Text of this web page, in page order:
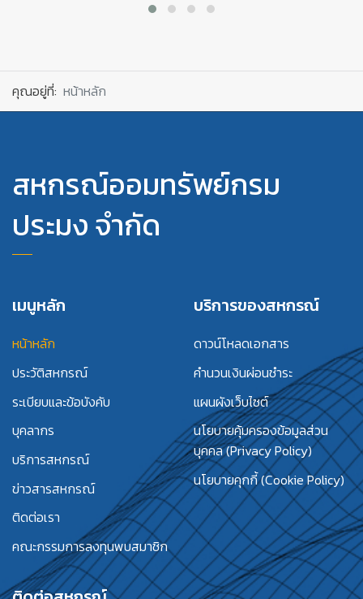
คุณอยู่ที่: หน้าหลัก
สหกรณ์ออมทรัพย์กรม
ประมง จำกัด
เมนูหลัก
หน้าหลัก
ประวัติสหกรณ์
ระเบียบและข้อบังคับ
บุคลากร
บริการสหกรณ์
ข่าวสารสหกรณ์
ติดต่อเรา
คณะกรรมการลงทุนพบสมาชิก
บริการของสหกรณ์
ดาวน์โหลดเอกสาร
คำนวนเงินผ่อนชำระ
แผนผังเว็บไซต์
นโยบายคุ้มครองข้อมูลส่วน
บุคคล (Privacy Policy)
นโยบายคุกกี้ (Cookie Policy)